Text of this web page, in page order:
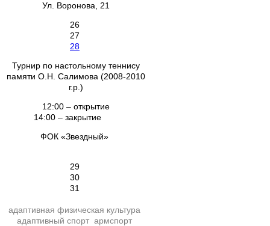
Ул. Воронова, 21
26
27
28
Турнир по настольному теннису
памяти О.Н. Салимова (2008-2010
г.р.)
12:00 – открытие
14:00 – закрытие
ФОК «Звездный»
29
30
31
адаптивная физическая культура
адаптивный спорт армспорт